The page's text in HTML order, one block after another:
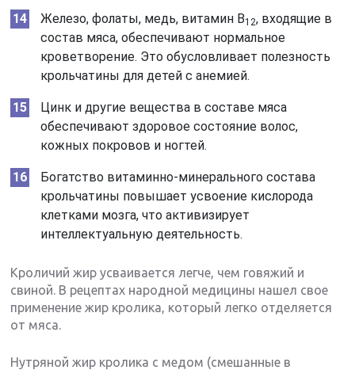
Железо, фолаты, медь, витамин В12, входящие в
состав мяса, обеспечивают нормальное
кроветворение. Это обусловливает полезность
крольчатины для детей с анемией.
Цинк и другие вещества в составе мяса
обеспечивают здоровое состояние волос,
кожных покровов и ногтей.
Богатство витаминно-минерального состава
крольчатины повышает усвоение кислорода
клетками мозга, что активизирует
интеллектуальную деятельность.
Кроличий жир усваивается легче, чем говяжий и
свиной. В рецептах народной медицины нашел свое
применение жир кролика, который легко отделяется
от мяса.
Нутряной жир кролика с медом (смешанные в